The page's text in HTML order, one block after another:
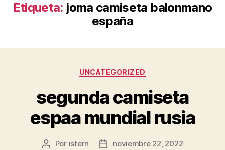
Etiqueta: joma camiseta balonmano
españa
Categorías
UNCATEGORIZED
segunda camiseta
espaa mundial rusia
Autor
Por istern
Fechanoviembre 22, 2022